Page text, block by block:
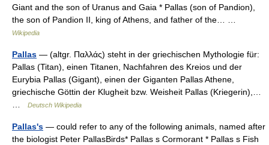
Giant and the son of Uranus and Gaia * Pallas (son of Pandion),
the son of Pandion II, king of Athens, and father of the… …
Wikipedia
Pallas — (altgr. Παλλάς) steht in der griechischen Mythologie für:
Pallas (Titan), einen Titanen, Nachfahren des Kreios und der
Eurybia Pallas (Gigant), einen der Giganten Pallas Athene,
griechische Göttin der Klugheit bzw. Weisheit Pallas (Kriegerin),…
Deutsch Wikipedia
Pallas's — could refer to any of the following animals, named after
the biologist Peter PallasBirds* Pallas s Cormorant * Pallas s Fish